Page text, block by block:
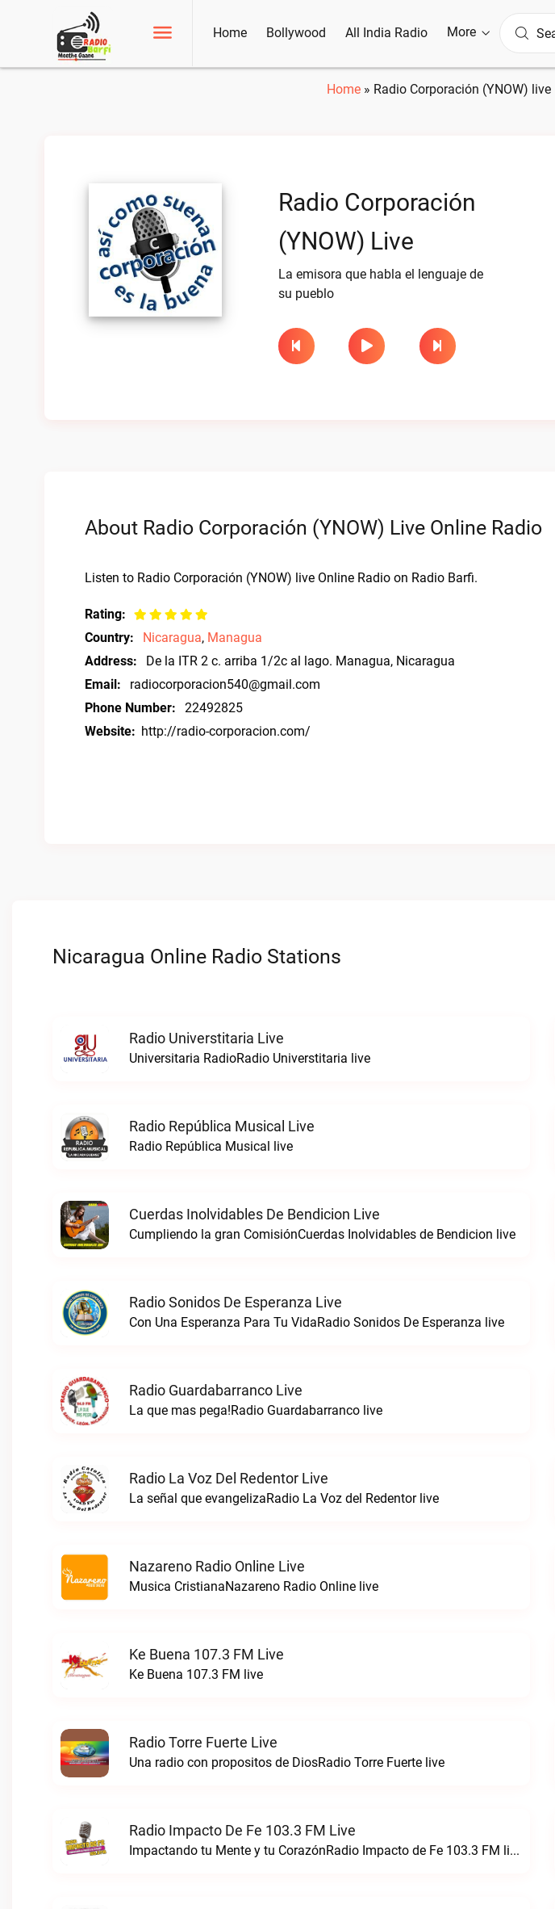
Home Bollywood All India Radio More
Home » Radio Corporación (YNOW) live
Radio Corporación
(YNOW) Live
La emisora que habla el lenguaje de
su pueblo
About Radio Corporación (YNOW) Live Online Radio
Listen to Radio Corporación (YNOW) live Online Radio on Radio Barfi.
Rating:
Country:
Nicaragua, Managua
Address:
De la ITR 2 c. arriba 1/2c al lago. Managua, Nicaragua
Email:
radiocorporacion540@gmail.com
Phone Number:
22492825
Website: http://radio-corporacion.com/
Nicaragua Online Radio Stations
Radio Universtitaria Live
Universitaria RadioRadio Universtitaria live
Radio República Musical Live
Radio República Musical live
Cuerdas Inolvidables De Bendicion Live
Cumpliendo la gran ComisiónCuerdas Inolvidables de Bendicion live
Radio Sonidos De Esperanza Live
Con Una Esperanza Para Tu VidaRadio Sonidos De Esperanza live
Radio Guardabarranco Live
La que mas pega!Radio Guardabarranco live
Radio La Voz Del Redentor Live
La señal que evangelizaRadio La Voz del Redentor live
Nazareno Radio Online Live
Musica CristianaNazareno Radio Online live
Ke Buena 107.3 FM Live
Ke Buena 107.3 FM live
Radio Torre Fuerte Live
Una radio con propositos de DiosRadio Torre Fuerte live
Radio Impacto De Fe 103.3 FM Live
Impactando tu Mente y tu CorazónRadio Impacto de Fe 103.3 FM live